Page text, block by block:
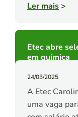
Ler mais>
Etec abre
em química
24/03/2025
A Etec
uma vaga